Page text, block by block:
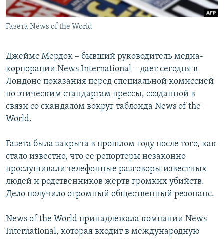
СОЦИАЛЬНЫЕ СЕТИ
Все сайты РСЕ/РС
Газета News of the World
Джеймс Мердок – бывший руководитель медиа-
корпорации News International – дает сегодня в
Лондоне показания перед специальной комиссией
по этическим стандартам прессы, созданной в
связи со скандалом вокруг таблоида News of the
World.
Газета была закрыта в прошлом году после того, как
стало известно, что ее репортеры незаконно
прослушивали телефонные разговоры известных
людей и родственников жертв громких убийств.
Дело получило огромный общественный резонанс.
News of the World принадлежала компании News
International, которая входит в международную